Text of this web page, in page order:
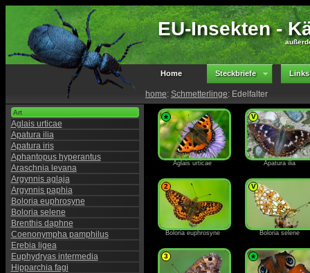
EU-Insekten -
Home Steckbriefe Links
home: Schmetterlinge: Edelfalter
Art
Aglais urticae
Apatura ilia
Apatura iris
Aphantopus hyperantus
Araschnia levana
Argynnis aglaja
Argynnis paphia
Boloria euphrosyne
Boloria selene
Brenthis daphne
Coenonympha pamphilus
Erebia ligea
Euphydryas intermedia
Hipparchia fagi
*
Aglais urticae
V
Apatura ilia
2
Boloria euphrosyne
V
Boloria selene
3 *